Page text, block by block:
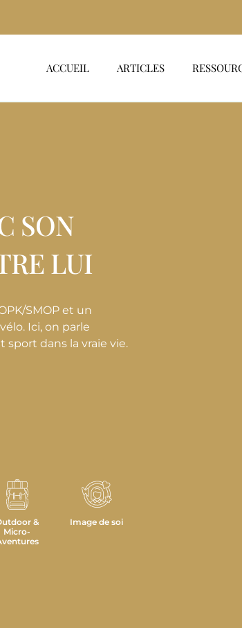
ACCUEIL ARTICLES
SON
LUI
SMOP et un
Ici, on parle
dans la vraie vie.
&
Micro-
Image de soi